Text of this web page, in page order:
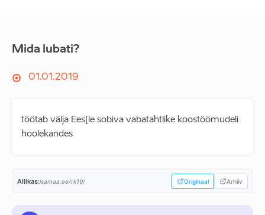
Mida lubati?
01.01.2019
töötab välja Ees[le sobiva vabatahtlike koostöömudeli
hoolekandes
Allikas:isamaa.ee/rk19/ Originaal Arhiiv